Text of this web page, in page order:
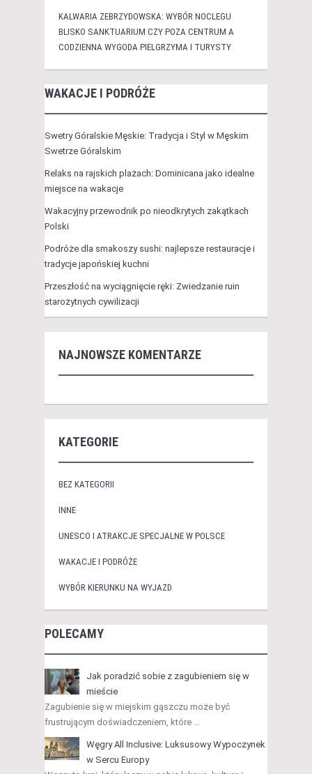
KALWARIA ZEBRZYDOWSKA: WYBÓR NOCLEGU
BLISKO SANKTUARIUM CZY POZA CENTRUM A
CODZIENNA WYGODA PIELGRZYMA I TURYSTY
WAKACJE I PODRÓŻE
Swetry Góralskie Męskie: Tradycja i Styl w Męskim
Swetrze Góralskim
Relaks na rajskich plażach: Dominicana jako idealne
miejsce na wakacje
Wakacyjny przewodnik po nieodkrytych zakątkach
Polski
Podróże dla smakoszy sushi: najlepsze restauracje i
tradycje japońskiej kuchni
Przeszłość na wyciągnięcie ręki: Zwiedzanie ruin
starożytnych cywilizacji
NAJNOWSZE KOMENTARZE
KATEGORIE
BEZ KATEGORII
INNE
UNESCO I ATRAKCJE SPECJALNE W POLSCE
WAKACJE I PODRÓŻE
WYBÓR KIERUNKU NA WYJAZD
POLECAMY
Jak poradzić sobie z zagubieniem się w
mieście
Zagubienie się w miejskim gąszczu może być
frustrującym doświadczeniem, które …
Węgry All Inclusive: Luksusowy Wypoczynek
w Sercu Europy